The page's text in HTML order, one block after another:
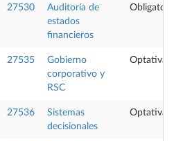
27530
Auditoría de
estados
financieros
27535
Gobierno
corporativo y
RSC
Optativa
27536
Sistemas
decisionales
Optativa